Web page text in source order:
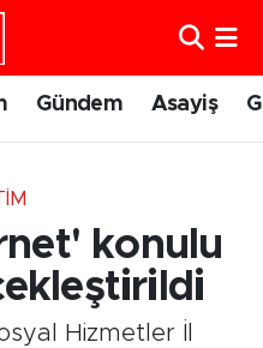
Gündem Asayiş
konulu
Hizmetler İl
Haritası
ve Fikstür